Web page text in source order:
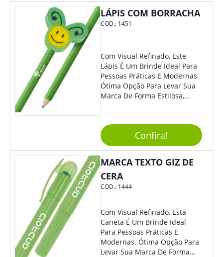
De Exposição.
LÁPIS COM BORRACHA
COD.: 1451
Com Visual Refinado, Este
Lápis É Um Brinde Ideal Para
Pessoas Práticas E Modernas.
Ótima Opção Para Levar Sua
Marca De Forma Estilosa,
Reuniões Corporativas Ou Até
Mesmo Para Presentear
Colaboradores E Parceiros De
Confira!
MARCA TEXTO GIZ DE
CERA
COD.: 1444
Com Visual Refinado, Esta
Caneta É Um Brinde Ideal
Para Pessoas Práticas E
Modernas. Ótima Opção Para
Levar Sua Marca De Forma